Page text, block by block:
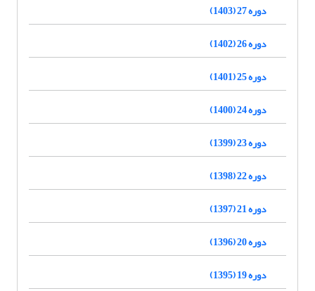
دوره 27 (1403)
دوره 26 (1402)
دوره 25 (1401)
دوره 24 (1400)
دوره 23 (1399)
دوره 22 (1398)
دوره 21 (1397)
دوره 20 (1396)
دوره 19 (1395)